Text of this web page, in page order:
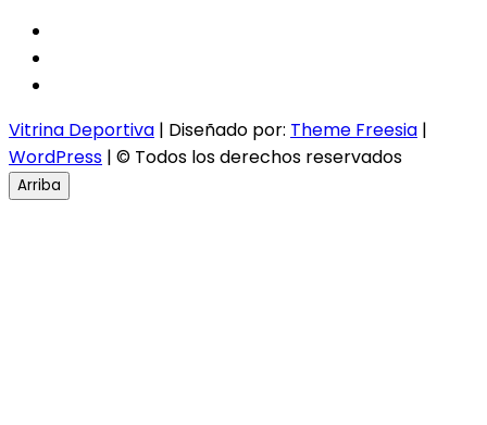
Vitrina Deportiva | Diseñado por: Theme Freesia |
WordPress | © Todos los derechos reservados
Arriba